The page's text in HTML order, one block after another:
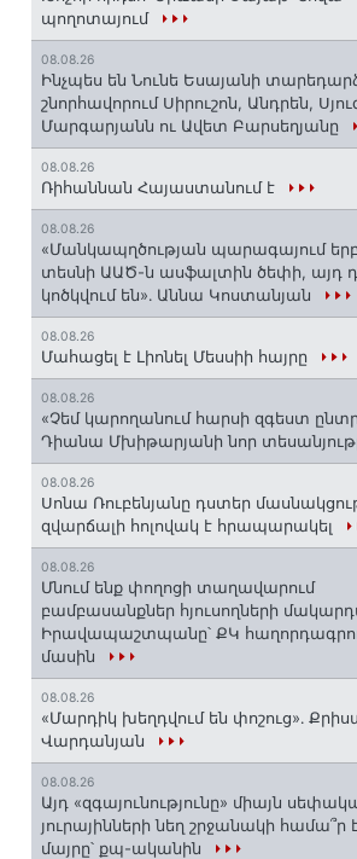
պողոտայում
08.08.26
Ինչպես են Նունե Եսայանի
շնորհավորում Սիրուշոն, Անդրեն,
Մարգարյանն ու Ավետ Բարսեղյանը
08.08.26
Ռիհաննան Հայաստանում է
08.08.26
«Մանկապղծության պարագայում
տեսնի ԱԱԾ-ն ասֆալտին ծեփի, այդ
կոծկվում են»․ Աննա Կոստանյան
08.08.26
Մահացել է Լիոնել Մեսսիի հայրը
08.08.26
«Չեմ կարողանում հարսի զգեստ
Դիանա Մխիթարյանի նոր
08.08.26
Սոնա Ռուբենյանը դստեր
զվարճալի հոլովակ է հրապարակել
08.08.26
Մնում ենք փողոցի տաղավարում
բամբասանքներ հյուսողների
Իրավապաշտպանը՝ ՔԿ
մասին
08.08.26
«Մարդիկ խեղդվում են փոշուց»․
Վարդանյան
08.08.26
Այդ «զգայունությունը» միայն
յուրայինների նեղ շրջանակի համա՞ր
մայրը՝ քպ-ականին